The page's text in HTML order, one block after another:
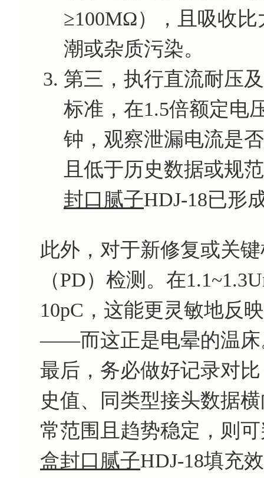
≥100MΩ），且吸收
潮或杂质污染。
第三，执行直流耐压
标准，在1.5倍额定电
钟，观察泄漏电流是
且低于历史数据或规
封口腻子HDJ-18已形
此外，对于新修复或关
（PD）检测。在
10pC，这能更灵敏地反
——而这正是电晕的温床
最后，务必做好记录对
史值、同类型接头数据
常范围且趋势稳定，则
盒封口腻子HDJ-18填充